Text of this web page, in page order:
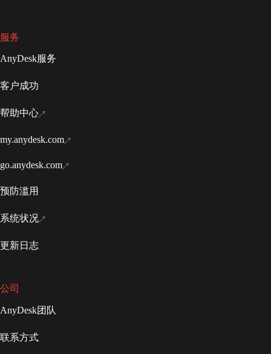
服务
AnyDesk服务
客户成功
帮助中心
my.anydesk.com
go.anydesk.com
预防滥用
系统状况
更新日志
公司
AnyDesk团队
联系方式